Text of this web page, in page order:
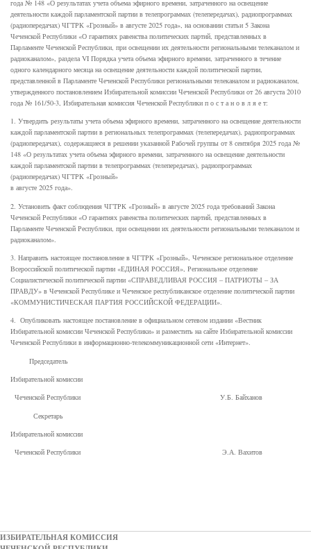
года № 148 «О результатах учета объема эфирного времени, затраченного на освещение
деятельности каждой парламентской партии в телепрограммах (телепередачах), радиопрограммах
(радиопередачах) ЧГТРК «Грозный» в августе 2025 года», на основании статьи 5 Закона
Чеченской Республики «О гарантиях равенства политических партий, представленных в
Парламенте Чеченской Республики, при освещении их деятельности региональными телеканалом и
радиоканалом», раздела VI Порядка учета объема эфирного времени, затраченного в течение
одного календарного месяца на освещение деятельности каждой политической партии,
представленной в Парламенте Чеченской Республики региональными телеканалом и радиоканалом,
утвержденного постановлением Избирательной комиссии Чеченской Республики от 26 августа 2010
года № 161/50-3, Избирательная комиссия Чеченской Республики п о с т а н о в л я е т:
1. Утвердить результаты учета объема эфирного времени, затраченного на освещение деятельности
каждой парламентской партии в региональных телепрограммах (телепередачах), радиопрограммах
(радиопередачах), содержащиеся в решении указанной Рабочей группы от 8 сентября 2025 года №
148 «О результатах учета объема эфирного времени, затраченного на освещение деятельности
каждой парламентской партии в телепрограммах (телепередачах), радиопрограммах
(радиопередачах) ЧГТРК «Грозный»
в августе 2025 года».
2. Установить факт соблюдения ЧГТРК «Грозный» в августе 2025 года требований Закона
Чеченской Республики «О гарантиях равенства политических партий, представленных в
Парламенте Чеченской Республики, при освещении их деятельности региональными телеканалом и
радиоканалом».
3. Направить настоящее постановление в ЧГТРК «Грозный», Чеченское региональное отделение
Всероссийской политической партии «ЕДИНАЯ РОССИЯ», Региональное отделение
Социалистической политической партии «СПРАВЕДЛИВАЯ РОССИЯ – ПАТРИОТЫ – ЗА
ПРАВДУ» в Чеченской Республике и Чеченское республиканское отделение политической партии
«КОММУНИСТИЧЕСКАЯ ПАРТИЯ РОССИЙСКОЙ ФЕДЕРАЦИИ».
4. Опубликовать настоящее постановление в официальном сетевом издании «Вестник
Избирательной комиссии Чеченской Республики» и разместить на сайте Избирательной комиссии
Чеченской Республики в информационно-телекоммуникационной сети «Интернет».
Председатель
Избирательной комиссии
Чеченской Республики У.Б. Байханов
Секретарь
Избирательной комиссии
Чеченской Республики Э.А. Вахитов
ИЗБИРАТЕЛЬНАЯ КОМИССИЯ